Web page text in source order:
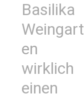
Basilika
Weingart
en
wirklich
einen